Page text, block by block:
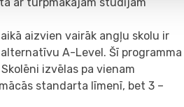
aizvien vairāk angļu skolu ir
A-Level. Šī programma
izvēlas pa vienam
standarta līmenī, bet 3 –